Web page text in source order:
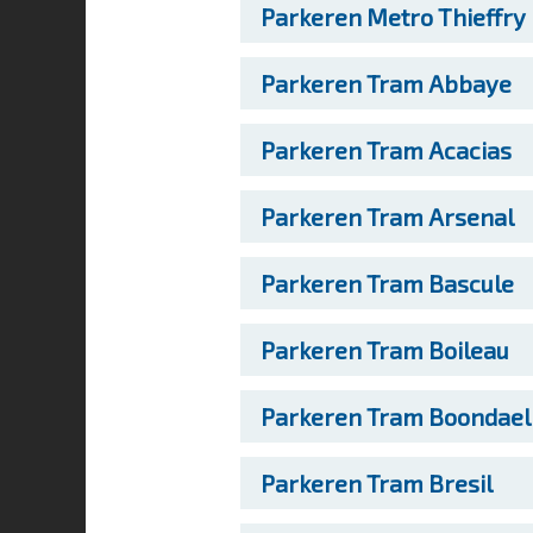
Parkeren Metro Thieffry
ParkerenTram Abbaye
ParkerenTram Acacias
ParkerenTram Arsenal
ParkerenTram Bascule
ParkerenTram Boileau
ParkerenTram
ParkerenTram Bresil